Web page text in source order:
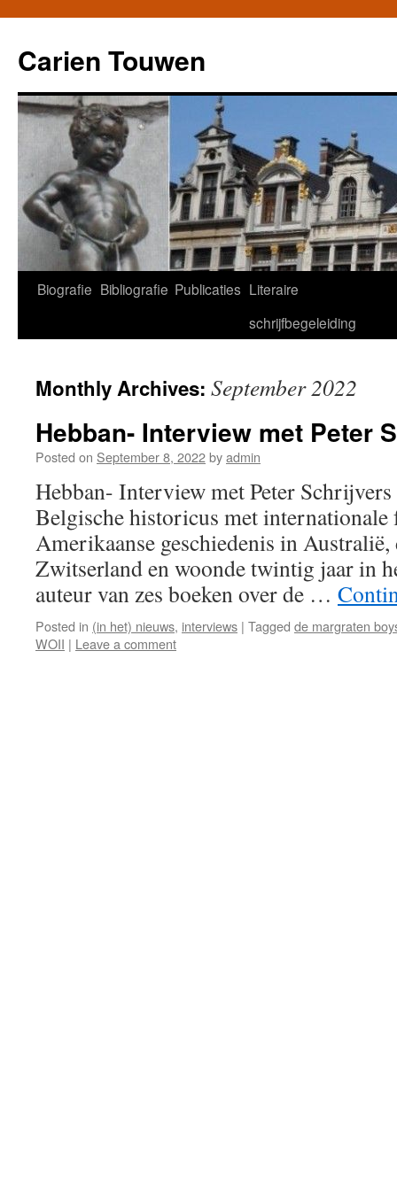
Carien Touwen
Skip
Biografie Bibliografie Publicaties Literaire
schrijfbegeleiding
Monthly Archives: September 2022
Hebban- Interview met Peter
Posted on September 8, 2022byadmin
Hebban- Interview met Peter
Belgische historicus met internationale
Amerikaanse geschiedenis in Australië,
Zwitserland en woonde twintig jaar in
auteur van zes boeken over de …
Posted in (in het) nieuws, interviews | Tagged de margraten
WOII | Leave a comment